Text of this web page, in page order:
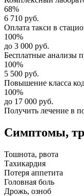
68%
6 710 руб.
Оплата такси в
100%
до 3 000 руб.
Бесплатные анализы
100%
5 500 руб.
Повышение класса
100%
до 17 000 руб.
Получить лечение в
Симптомы,
Тошнота, рвота
Тахикардия
Потеря аппетита
Головная боль
Дрожь, озноб